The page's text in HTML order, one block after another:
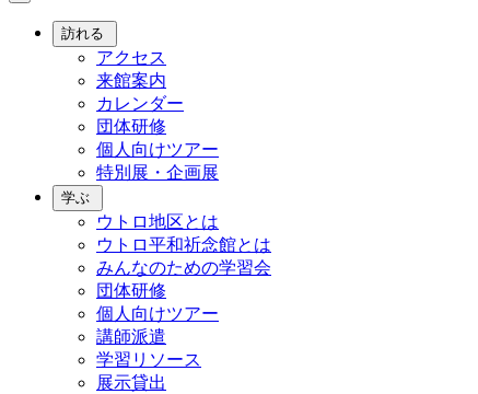
訪れる
アクセス
来館案内
カレンダー
団体研修
個人向けツアー
特別展・企画展
学ぶ
ウトロ地区とは
ウトロ平和祈念館とは
みんなのための学習会
団体研修
個人向けツアー
講師派遣
学習リソース
展示貸出